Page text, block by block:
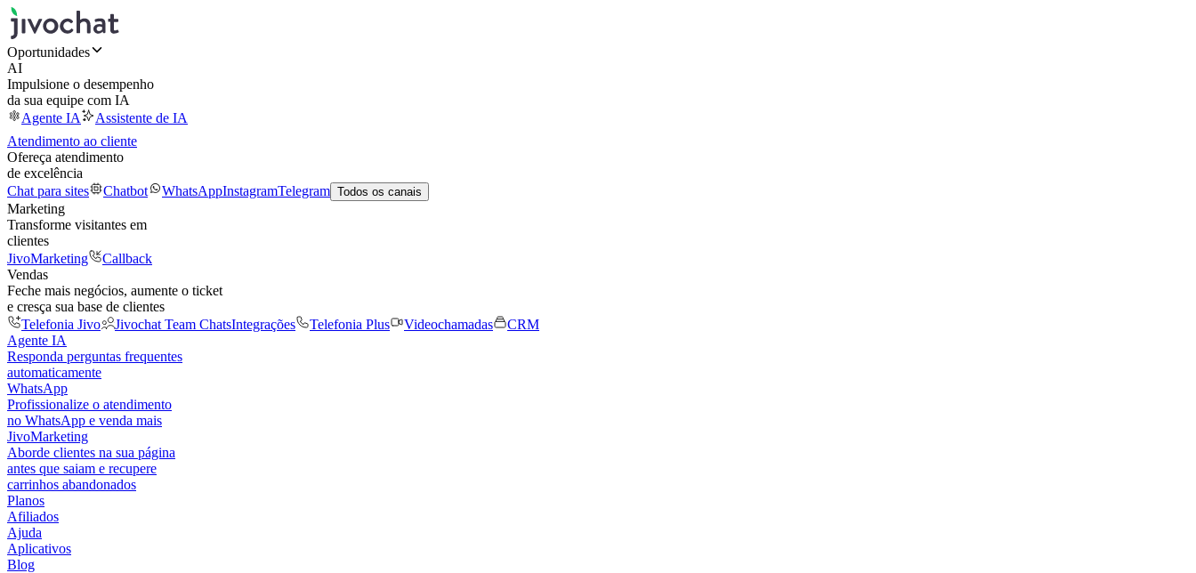
Oportunidades
AI
Impulsione o desempenho
da sua equipe com IA
Agente IA
Assistente de IA
Atendimento ao cliente
Ofereça atendimento
de excelência
Chat para sites
Chatbot WhatsAppInstagramTelegram Todos os canais
Marketing
Transforme visitantes em
clientes
JivoMarketing
Callback
Vendas
Feche mais negócios, aumente o ticket
e cresça sua base de clientes
Telefonia Jivo
Jivochat Team ChatsIntegrações Telefonia Plus Videochamadas
CRM
Agente IA
Responda perguntas frequentes
automaticamente
WhatsApp
Profissionalize o atendimento
no WhatsApp e venda mais
JivoMarketing
Aborde clientes na sua página
antes que saiam e recupere
carrinhos abandonados
Planos
Afiliados
Ajuda
Aplicativos
Blog